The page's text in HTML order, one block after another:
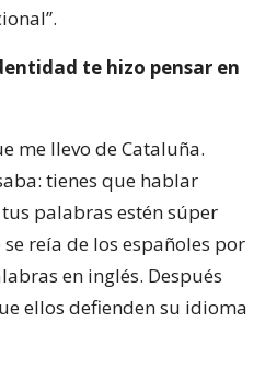
te hizo pensar en
me llevo de Cataluña.
tienes que hablar
palabras estén súper
reía de los españoles por
en inglés. Después
ellos defienden su idioma